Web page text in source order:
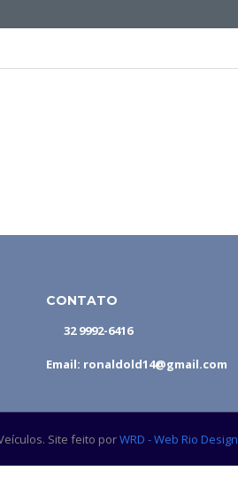
CONTATO
32 9992-6416
Email: ronaldold14@gmail.com
Site feito porWRD - Web Rio Design